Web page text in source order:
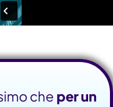
che per un